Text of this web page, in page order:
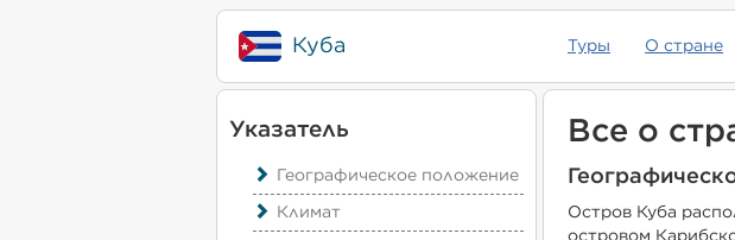
Куба Туры О стране
Указатель
Географическое положение
Климат
Все о
Остров Куба
островом